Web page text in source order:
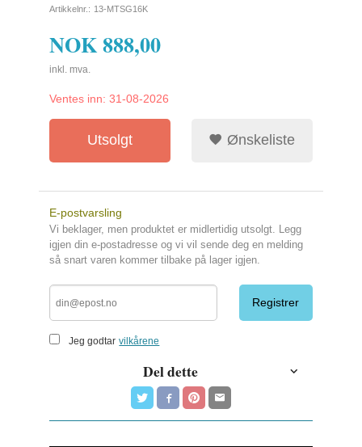
Artikkelnr.: 13-MTSG16K
NOK888,00
inkl. mva.
Ventes inn:31-08-2026
Utsolgt Ønskeliste
E-postvarsling
Vi beklager, men produktet er midlertidig utsolgt. Legg
igjen din e-postadresse og vi vil sende deg en melding
så snart varen kommer tilbake på lager igjen.
Jeg godtar vilkårene
Registrer
Del dette